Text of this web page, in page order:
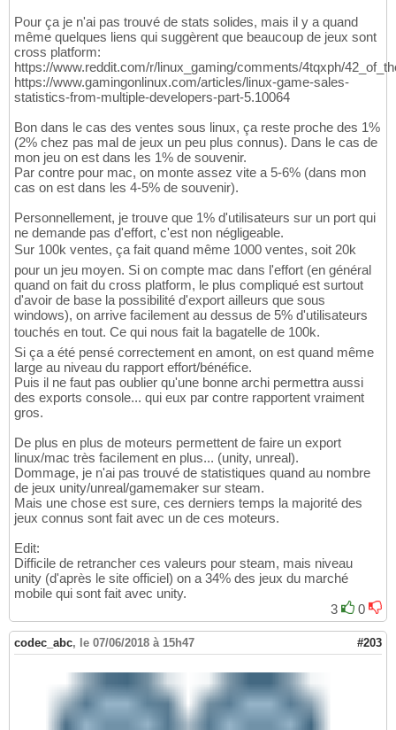
Pour ça je n'ai pas trouvé de stats solides, mais il y a quand
même quelques liens qui suggèrent que beaucoup de jeux sont
cross platform:
https://www.reddit.com/r/linux_gaming/comments/4tqxph/
https://www.gamingonlinux.com/articles/linux-game-sales-
statistics-from-multiple-developers-part-5.10064
Bon dans le cas des ventes sous linux, ça reste proche des 1%
(2% chez pas mal de jeux un peu plus connus). Dans le cas de
mon jeu on est dans les 1% de souvenir.
Par contre pour mac, on monte assez vite a 5-6% (dans mon
cas on est dans les 4-5% de souvenir).
Personnellement, je trouve que 1% d'utilisateurs sur un port qui
ne demande pas d'effort, c'est non négligeable.
Sur 100k ventes, ça fait quand même 1000 ventes, soit 20k
pour un jeu moyen. Si on compte mac dans l'effort (en général
quand on fait du cross platform, le plus compliqué est surtout
d'avoir de base la possibilité d'export ailleurs que sous
windows), on arrive facilement au dessus de 5% d'utilisateurs
touchés en tout. Ce qui nous fait la bagatelle de 100k.
Si ça a été pensé correctement en amont, on est quand même
large au niveau du rapport effort/bénéfice.
Puis il ne faut pas oublier qu'une bonne archi permettra aussi
des exports console... qui eux par contre rapportent vraiment
gros.
De plus en plus de moteurs permettent de faire un export
linux/mac très facilement en plus... (unity, unreal).
Dommage, je n'ai pas trouvé de statistiques quand au nombre
de jeux unity/unreal/gamemaker sur steam.
Mais une chose est sure, ces derniers temps la majorité des
jeux connus sont fait avec un de ces moteurs.
Edit:
Difficile de retrancher ces valeurs pour steam, mais niveau
unity (d'après le site officiel) on a 34% des jeux du marché
mobile qui sont fait avec unity.
3
0
codec_abc, le 07/06/2018 à 15h47 #203